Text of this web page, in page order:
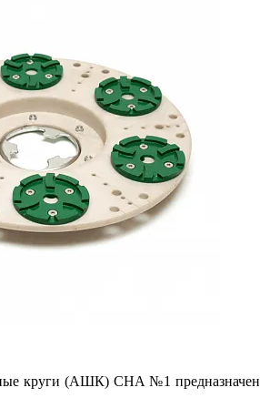
круги (АШК) CHA №1